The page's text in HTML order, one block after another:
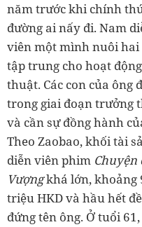
năm trước khi chính
đường ai nấy đi. Nam
viên một mình nuôi hai
tập trung cho hoạt
thuật. Các con của ông
trong giai đoạn trưởng
và cần sự đồng hành
Theo Zaobao, khối tài
diễn viên phim Chuyện
Vượngkhá lớn, khoảng
triệu HKD và hầu hết
đứng tên ông. Ở tuổi